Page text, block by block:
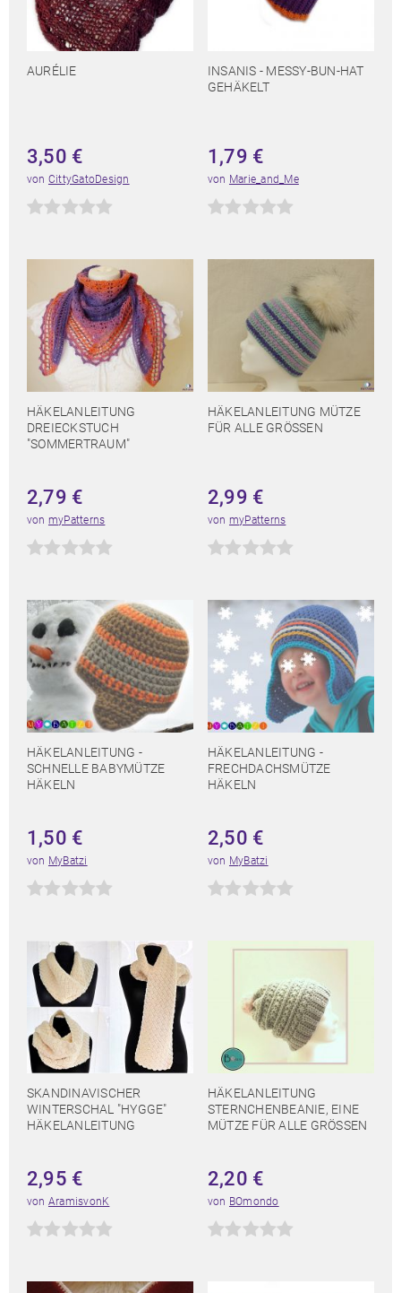
AURÉLIE
3,50 €
von CittyGatoDesign
INSANIS - MESSY-BUN-HAT
GEHÄKELT
1,79 €
von Marie_and_Me
HÄKELANLEITUNG
DREIECKSTUCH
"SOMMERTRAUM"
2,79 €
von myPatterns
HÄKELANLEITUNG MÜTZE
FÜR ALLE GRÖSSEN
2,99 €
von myPatterns
HÄKELANLEITUNG -
SCHNELLE BABYMÜTZE
HÄKELN
1,50 €
von MyBatzi
HÄKELANLEITUNG -
FRECHDACHSMÜTZE
HÄKELN
2,50 €
von MyBatzi
SKANDINAVISCHER
WINTERSCHAL "HYGGE"
HÄKELANLEITUNG
2,95 €
von AramisvonK
HÄKELANLEITUNG
STERNCHENBEANIE, EINE
MÜTZE FÜR ALLE GRÖSSEN
2,20 €
von BOmondo